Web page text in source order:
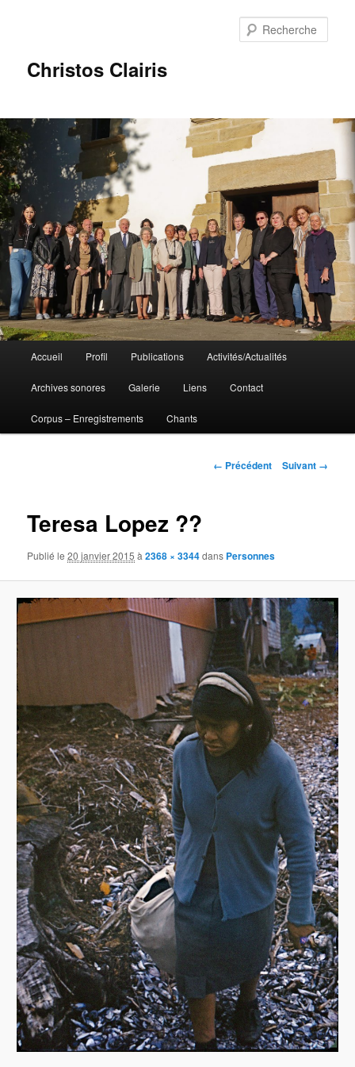
Christos Clairis
principal
Aller
au
contenu
Accueil Profil Publications Activités/Actualités
Archives sonores Galerie Liens Contact
Corpus – Enregistrements Chants
Navigation
← Précédent Suivant →
Teresa Lopez ??
Publié le20 janvier 2015 à2368 × 3344dans Personnes